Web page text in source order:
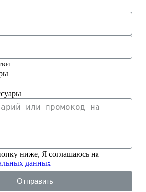
ниже, Я соглашаюсь на
данных
Отправить